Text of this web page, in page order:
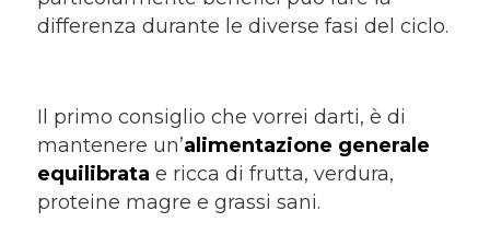
differenza durante le diverse fasi del ciclo.
Il primo consiglio che vorrei darti, è di
mantenere un’alimentazione generale
equilibrata e ricca di frutta, verdura,
proteine magre e grassi sani.